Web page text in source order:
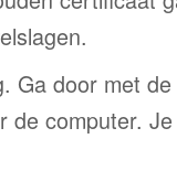
Ga door met
de computer.